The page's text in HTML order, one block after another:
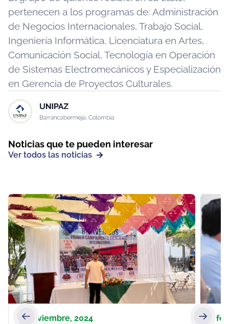
pertenecen a los programas de: Administración
de Negocios Internacionales, Trabajo Social,
Ingeniería Informática, Licenciatura en Artes,
Comunicación Social, Tecnología en Operación
de Sistemas Electromecánicos y Especialización
en Gerencia de Proyectos Culturales.
Noticias que te pueden interesar
Ver todos las noticias
11 noviembre, 2024
6